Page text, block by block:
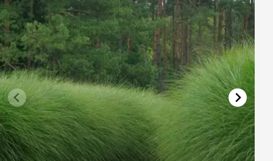
Vřesovištní rostliny